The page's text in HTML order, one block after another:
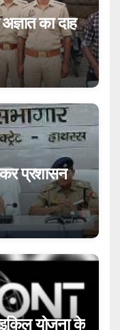
का दाह
प्रशासन
योजना के